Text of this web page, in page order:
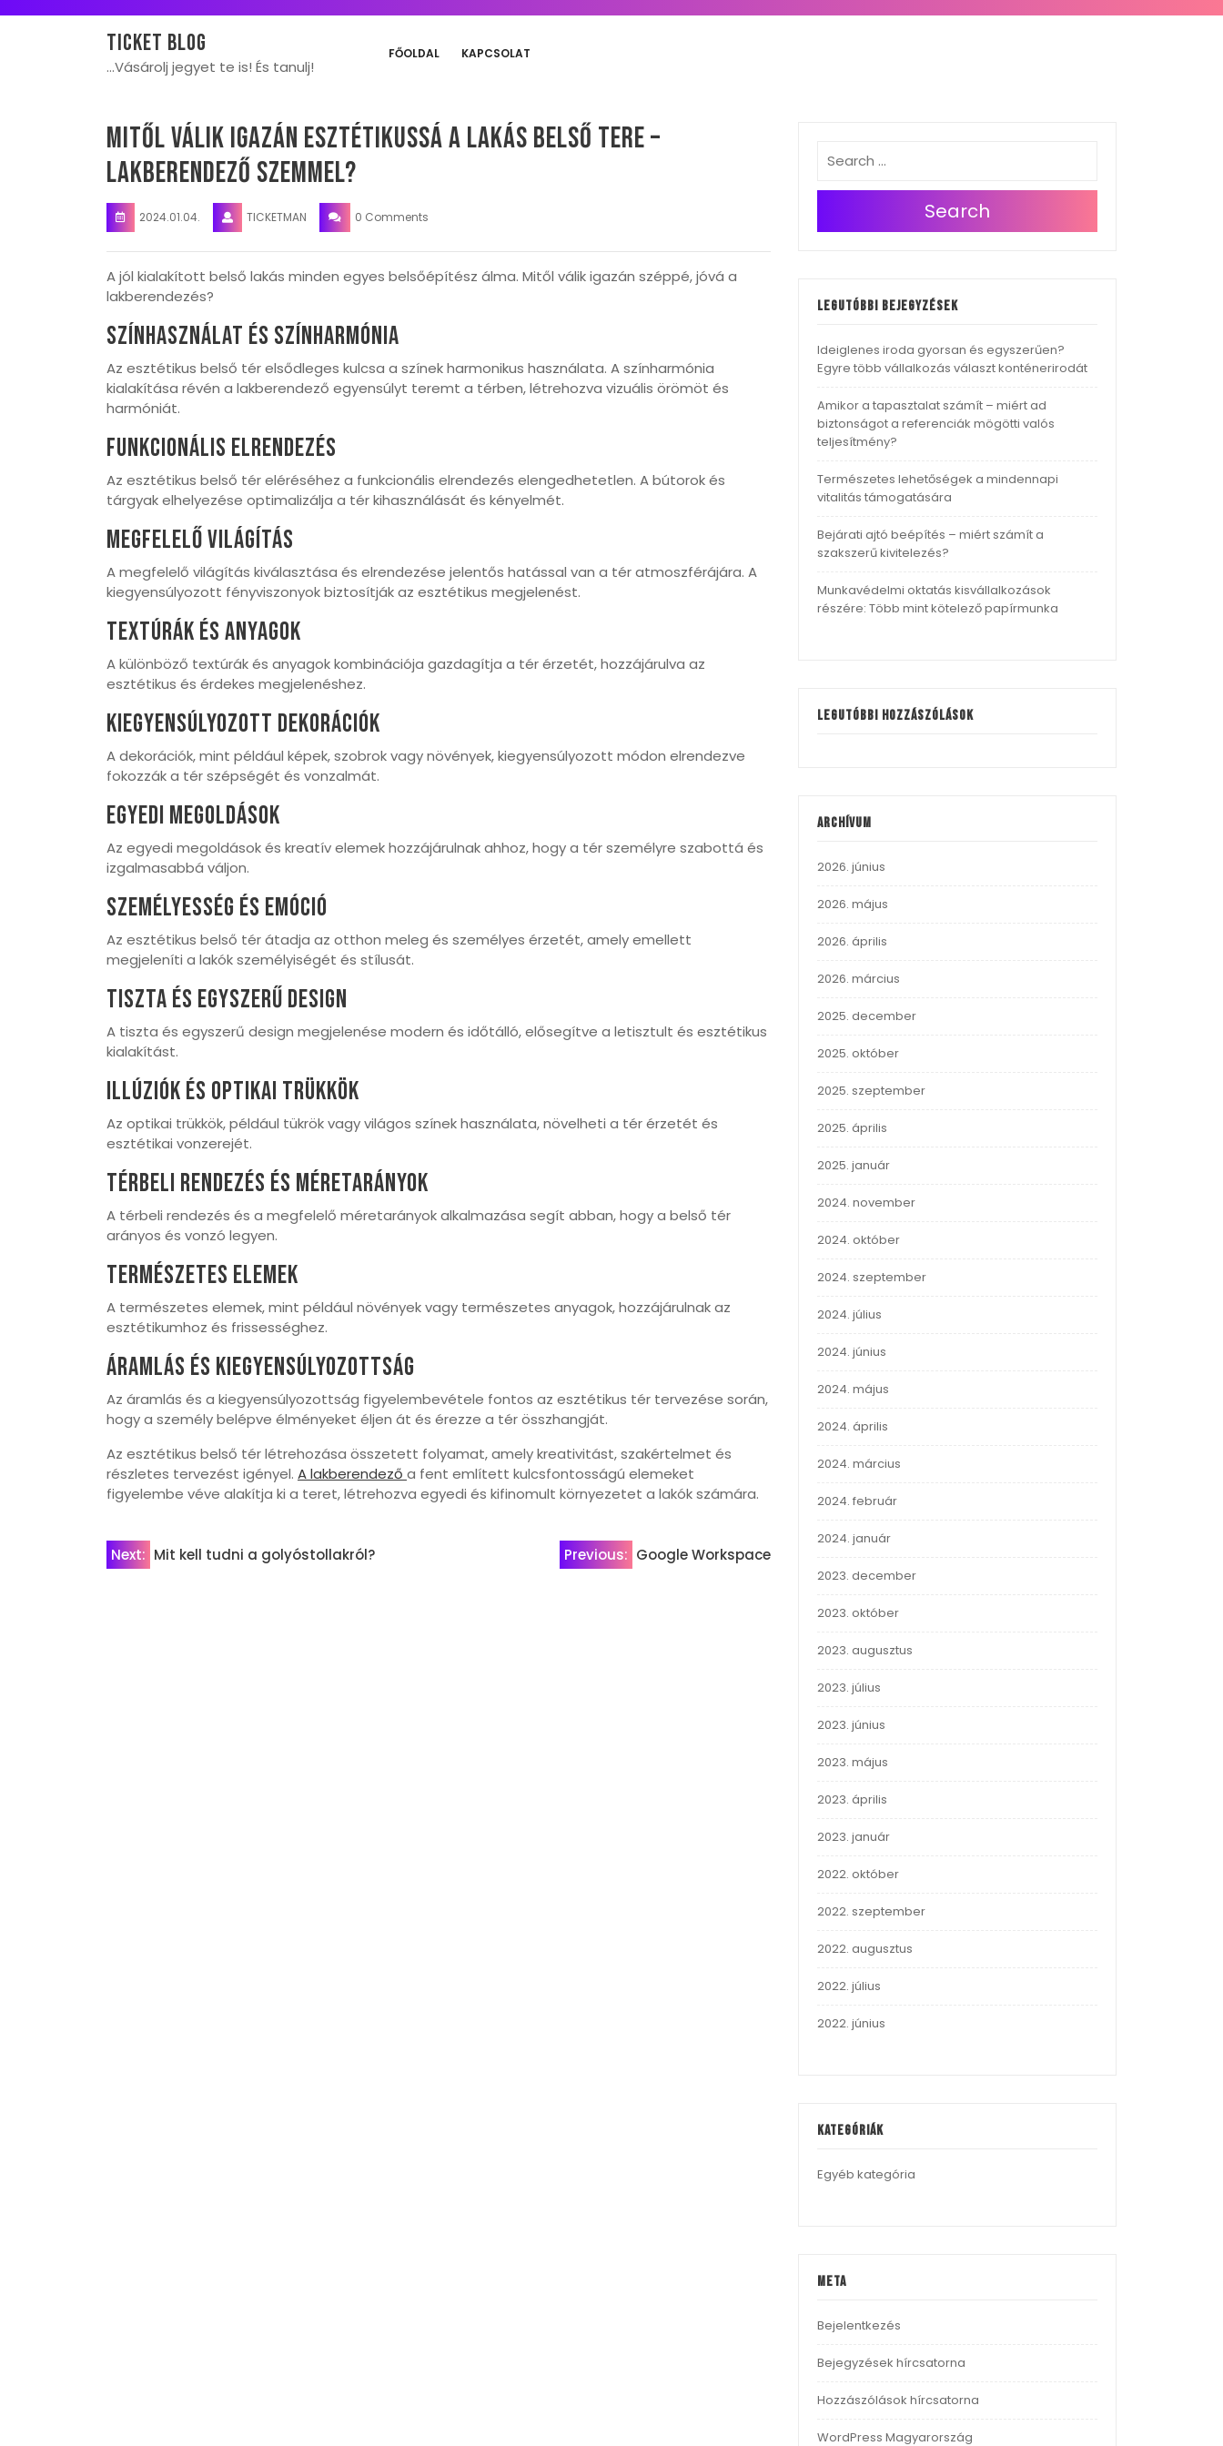
Ticket blog
…Vásárolj jegyet te is! És tanulj!
FŐOLDAL KAPCSOLAT
Mitől válik igazán esztétikussá a lakás belső tere –
lakberendező szemmel?
2024.01.04. TICKETMAN 0 Comments
A jól kialakított belső lakás minden egyes belsőépítész álma. Mitől válik igazán széppé, jóvá a
lakberendezés?
Színhasználat És Színharmónia
Az esztétikus belső tér elsődleges kulcsa a színek harmonikus használata. A színharmónia
kialakítása révén a lakberendező egyensúlyt teremt a térben, létrehozva vizuális örömöt és
harmóniát.
Funkcionális Elrendezés
Az esztétikus belső tér eléréséhez a funkcionális elrendezés elengedhetetlen. A bútorok és
tárgyak elhelyezése optimalizálja a tér kihasználását és kényelmét.
Megfelelő Világítás
A megfelelő világítás kiválasztása és elrendezése jelentős hatással van a tér atmoszférájára. A
kiegyensúlyozott fényviszonyok biztosítják az esztétikus megjelenést.
Textúrák És Anyagok
A különböző textúrák és anyagok kombinációja gazdagítja a tér érzetét, hozzájárulva az
esztétikus és érdekes megjelenéshez.
Kiegyensúlyozott Dekorációk
A dekorációk, mint például képek, szobrok vagy növények, kiegyensúlyozott módon elrendezve
fokozzák a tér szépségét és vonzalmát.
Egyedi Megoldások
Az egyedi megoldások és kreatív elemek hozzájárulnak ahhoz, hogy a tér személyre szabottá és
izgalmasabbá váljon.
Személyesség És Emóció
Az esztétikus belső tér átadja az otthon meleg és személyes érzetét, amely emellett
megjeleníti a lakók személyiségét és stílusát.
Tiszta És Egyszerű Design
A tiszta és egyszerű design megjelenése modern és időtálló, elősegítve a letisztult és esztétikus
kialakítást.
Illúziók És Optikai Trükkök
Az optikai trükkök, például tükrök vagy világos színek használata, növelheti a tér érzetét és
esztétikai vonzerejét.
Térbeli Rendezés És Méretarányok
A térbeli rendezés és a megfelelő méretarányok alkalmazása segít abban, hogy a belső tér
arányos és vonzó legyen.
Természetes Elemek
A természetes elemek, mint például növények vagy természetes anyagok, hozzájárulnak az
esztétikumhoz és frissességhez.
Áramlás És Kiegyensúlyozottság
Az áramlás és a kiegyensúlyozottság figyelembevétele fontos az esztétikus tér tervezése során,
hogy a személy belépve élményeket éljen át és érezze a tér összhangját.
Az esztétikus belső tér létrehozása összetett folyamat, amely kreativitást, szakértelmet és
részletes tervezést igényel. A lakberendező a fent említett kulcsfontosságú elemeket
figyelembe véve alakítja ki a teret, létrehozva egyedi és kifinomult környezetet a lakók számára.
Bejegyzés
Previous: Google Workspace
Next: Mit kell tudni a golyóstollakról?
Search
Legutóbbi bejegyzések
Ideiglenes iroda gyorsan és egyszerűen?
Egyre több vállalkozás választ konténerirodát
Amikor a tapasztalat számít – miért ad
biztonságot a referenciák mögötti valós
teljesítmény?
Természetes lehetőségek a mindennapi
vitalitás támogatására
Bejárati ajtó beépítés – miért számít a
szakszerű kivitelezés?
Munkavédelmi oktatás kisvállalkozások
részére: Több mint kötelező papírmunka
Legutóbbi hozzászólások
Archívum
2026. június
2026. május
2026. április
2026. március
2025. december
2025. október
2025. szeptember
2025. április
2025. január
2024. november
2024. október
2024. szeptember
2024. július
2024. június
2024. május
2024. április
2024. március
2024. február
2024. január
2023. december
2023. október
2023. augusztus
2023. július
2023. június
2023. május
2023. április
2023. január
2022. október
2022. szeptember
2022. augusztus
2022. július
2022. június
Kategóriák
Egyéb kategória
Meta
Bejelentkezés
Bejegyzések hírcsatorna
Hozzászólások hírcsatorna
WordPress Magyarország